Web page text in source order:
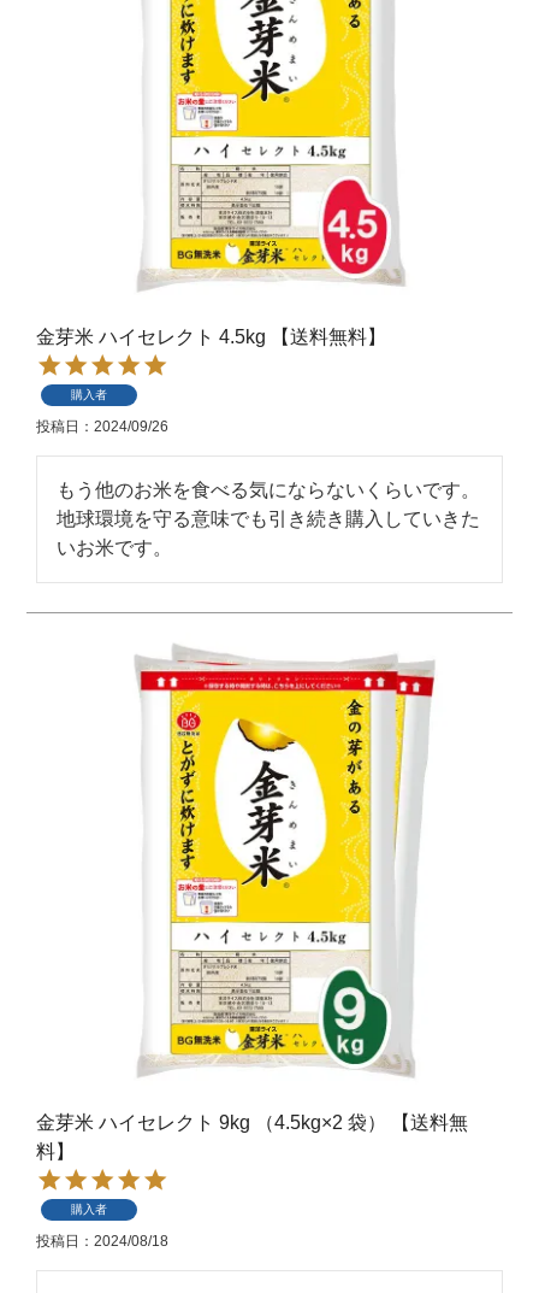
金芽米 ハイセレクト 4.5kg 【送料無料】
購入者
投稿日 2024/09/26
もう他のお米を食べる気にならないくらいです。
地球環境を守る意味でも引き続き購入していきた
いお米です。
金芽米 ハイセレクト 9kg （4.5kg×2 袋） 【送料無
料】
購入者
投稿日 2024/08/18